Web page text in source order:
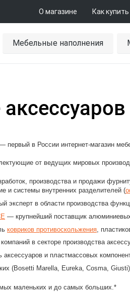
О магазине Как купить
Мебельные наполнения
первый в России интернет-магазин
от ведущих мировых
производства и продажи
и системы внутренних разделителей (
эксперт в области производства
— крупнейший поставщик
ковриков противоскольжения ,
в секторе производства
и пластмассовых
(Bosetti Marella, Eureka, Cosma,
маленьких и до самых больших.*